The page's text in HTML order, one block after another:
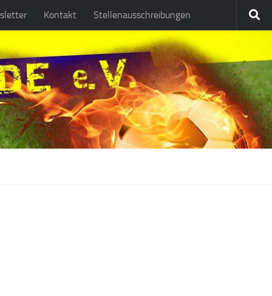
Kontakt Stellenausschreibungen